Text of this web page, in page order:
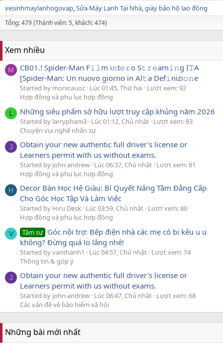
vesinhmaylanhogovap Sửa Máy Lạnh Tại Nhà giày bảo hộ lao động
Tổng: 479 (Thành viên: 5, khách: 474)
Xem nhiều
M
CB01.! Spider-Man F𝚒𝚕m i𝚗t𝚎𝚛o S𝚝𝚛𝚎am𝚒𝚗g I𝚃A
[Spider-Man: Un nuovo giorno in Al𝚝a Def𝚒nizi𝚘𝚗e
Started by monicauoz Lúc 01:45, Thứ hai Lượt xem: 92
Hợp đồng và phụ lục hợp đồng
L Những siêu phẩm sở hữu lượt truy cập khủng năm 2026
Started by larrypham3 Lúc 01:12, Chủ nhật Lượt xem: 83
Chuyện vui nghề nhân sự
J
Obtain your new authentic full driver's license or
Learners permit with us without exams.
Started by john andrew Lúc 06:37, Chủ nhật Lượt xem: 81
Hợp đồng và phụ lục hợp đồng
H
Decor Bàn Học Hệ Giàu: Bí Quyết Nâng Tầm Đẳng Cấp
Cho Góc Học Tập Và Làm Việc
Started by Hiru Desk Lúc 03:59, Chủ nhật Lượt xem: 80
Hợp đồng và phụ lục hợp đồng
V Tâm sự Góc nội trợ: Bếp điện nhà các mẹ có bị kêu u u
không? Đừng quá lo lắng nhé!
Started by vanthanh1 Lúc 04:57, Chủ nhật Lượt xem: 74
Thông tin & góp ý
J
Obtain your new authentic full driver's license or
Learners permit with us without exams.
Started by john andrew Lúc 06:47, Chủ nhật Lượt xem: 68
Các vấn đề về bảo hiểm xã hội
Những bài mới nhất